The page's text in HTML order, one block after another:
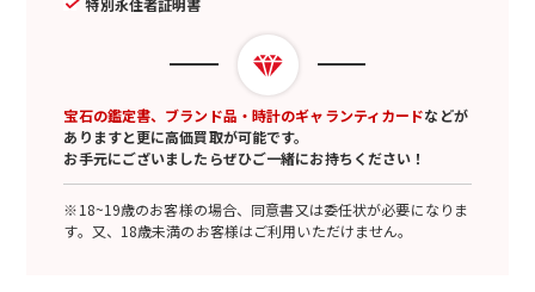
宝石の鑑定書、ブランド品・時計のギャランティカードなどが
ありますと更に高価買取が可能です。
お手元にございましたらぜひご一緒にお持ちください！
※18~19歳のお客様の場合、同意書又は委任状が必要になりま
す。又、18歳未満のお客様はご利用いただけません。